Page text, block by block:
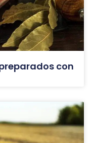
con